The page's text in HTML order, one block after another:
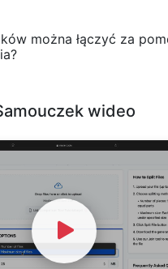
można łączyć za
wideo
Watch Video